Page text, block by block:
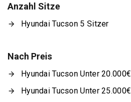
Anzahl Sitze
Hyundai Tucson 5 Sitzer
Nach Preis
Hyundai Tucson Unter 20.000€
Hyundai Tucson Unter 25.000€